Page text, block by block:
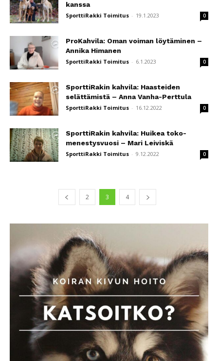
kanssa
SporttiRakki Toimitus - 19.1.2023 0
ProKahvila: Oman voiman löytäminen –
Annika Himanen
SporttiRakki Toimitus - 6.1.2023 0
SporttiRakin kahvila: Haasteiden
selättämistä – Anna Vanha-Perttula
SporttiRakki Toimitus - 16.12.2022 0
SporttiRakin kahvila: Huikea toko-
menestysvuosi – Mari Leiviskä
SporttiRakki Toimitus - 9.12.2022 0
2 3 4